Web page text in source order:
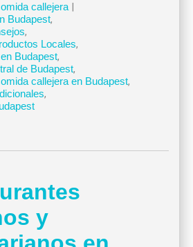
callejera|
Budapest,
,
Locales,
Budapest,
de Budapest,
callejera en Budapest,
,
y